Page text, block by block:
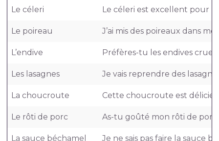
Le céleri Le céleri est excellent pour la
Le poireau J’ai mis des poireaux dans
L’endive Préfères-tu les endives crues
Les lasagnes Je vais reprendre des
La choucroute Cette choucroute est
Le rôti de porc As-tu goûté mon rôti de porc
La sauce béchamel Je ne sais pas faire la sauce